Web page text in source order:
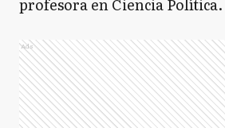
profesora en Ciencia Política.
Ads